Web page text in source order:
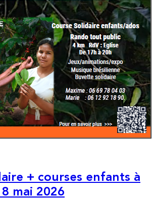
+ courses enfants à
mai 2026